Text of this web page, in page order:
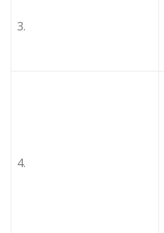
3.
4.